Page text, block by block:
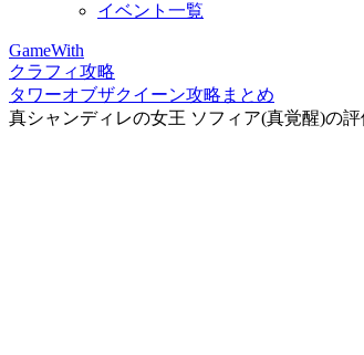
イベント一覧
GameWith
クラフィ攻略
タワーオブザクイーン攻略まとめ
真シャンディレの女王 ソフィア(真覚醒)の評